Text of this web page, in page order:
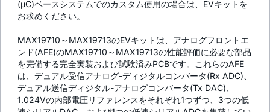
(µC)ベースシステムでのカスタム使用の場合は、EVキットを
お求めください。
MAX19710～MAX19713のEVキットは、アナログフロントエ
ンド(AFE)のMAX19710～MAX19713の性能評価に必要な部品
を完備する完全実装および試験済みPCBです。これらのAFE
は、デュアル受信アナログ-ディジタルコンバータ(Rx ADC)、
デュアル送信ディジタル-アナログコンバータ(Tx DAC)、
1.024Vの内部電圧リファレンスをそれぞれ1つずつ、3つの低